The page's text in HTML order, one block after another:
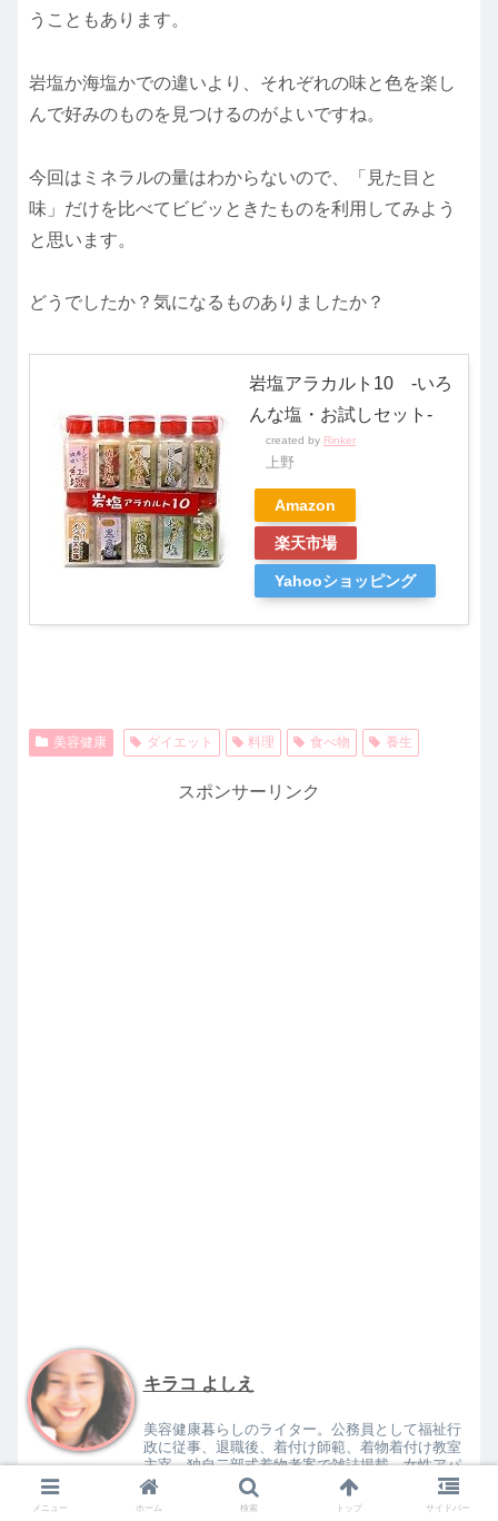
うこともあります。
岩塩か海塩かでの違いより、それぞれの味と色を楽し
んで好みのものを見つけるのがよいですね。
今回はミネラルの量はわからないので、「見た目と
味」だけを比べてビビッときたものを利用してみよう
と思います。
どうでしたか？気になるものありましたか？
岩塩アラカルト10 -いろ
んな塩・お試しセット-
created by Rinker
上野
Amazon
楽天市場
Yahooショッピング
美容健康 ダイエット 料理 食べ物 養生
スポンサーリンク
キラコ よしえ
美容健康暮らしのライター。公務員として福祉行
政に従事、退職後、着付け師範、着物着付け教室
主宰、独自二部式着物考案で雑誌掲載、女性アパ
レル商品監修など。 温泉好きで温泉ソムリエ資格
取得。園芸好き。子供3人の子育て経験。夫婦でド
メニュー ホーム 検索 トップ サイドバー